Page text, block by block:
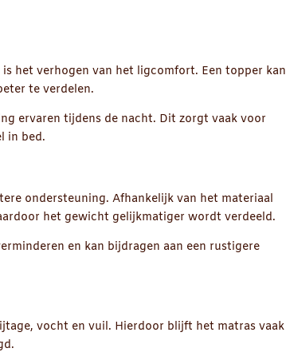
het verhogen van het ligcomfort. Een topper kan
te verdelen.
ervaren tijdens de nacht. Dit zorgt vaak voor
in bed.
ondersteuning. Afhankelijk van het materiaal
het gewicht gelijkmatiger wordt verdeeld.
en kan bijdragen aan een rustigere
vocht en vuil. Hierdoor blijft het matras vaak